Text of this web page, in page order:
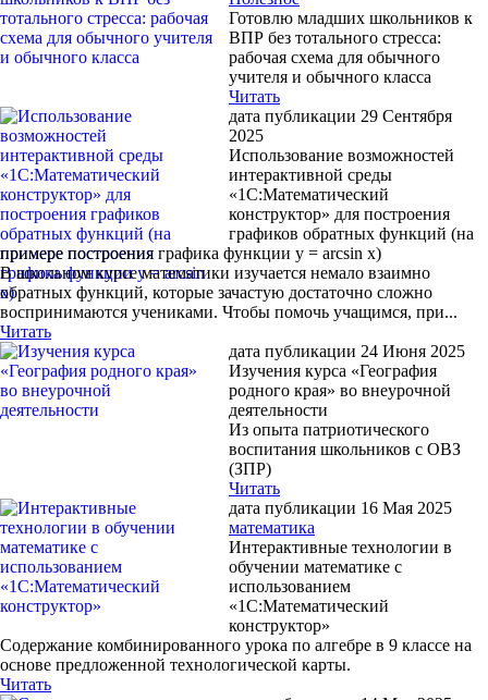
Готовлю младших школьников к
ВПР без тотального стресса:
рабочая схема для обычного
учителя и обычного класса
Читать
дата публикации 29 Сентября
2025
Использование возможностей
интерактивной среды
«1С:Математический
конструктор» для построения
графиков обратных функций (на
примере построения графика функции y = arcsin x)
В школьном курсе математики изучается немало взаимно
обратных функций, которые зачастую достаточно сложно
воспринимаются учениками. Чтобы помочь учащимся, при...
Читать
дата публикации 24 Июня 2025
Изучения курса «География
родного края» во внеурочной
деятельности
Из опыта патриотического
воспитания школьников с ОВЗ
(ЗПР)
Читать
дата публикации 16 Мая 2025
математика
Интерактивные технологии в
обучении математике с
использованием
«1С:Математический
конструктор»
Содержание комбинированного урока по алгебре в 9 классе на
основе предложенной технологической карты.
Читать